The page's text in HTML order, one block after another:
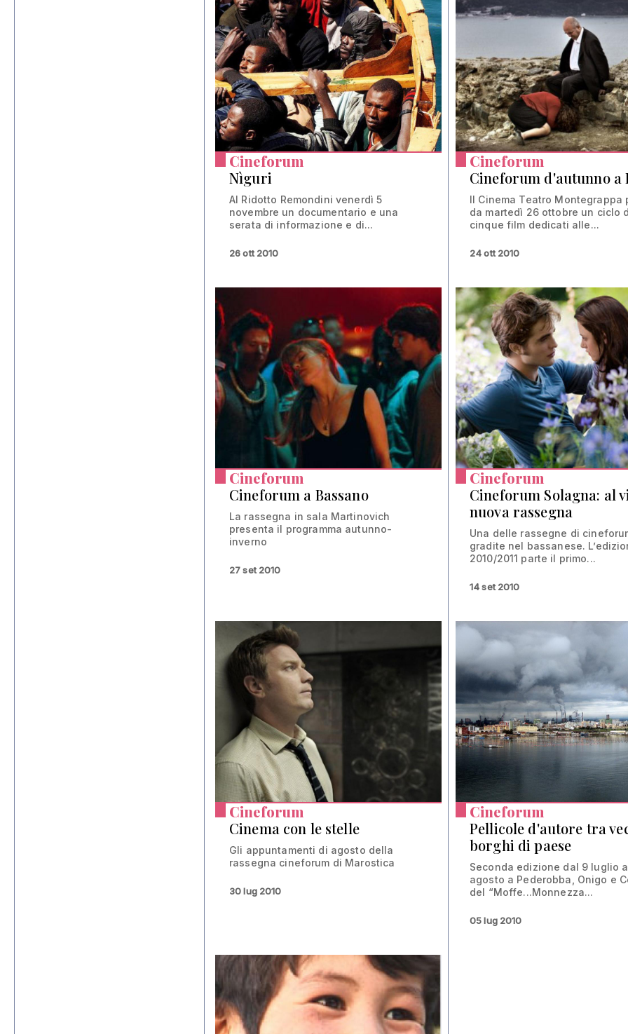
Cineforum
Nìguri
Al Ridotto Remondini venerdì 5
novembre un documentario e una
serata di informazione e di...
26 ott 2010
Cineforum
Cineforum d'autunno a
Il Cinema Teatro Montegrappa
da martedì 26 ottobre un ciclo
cinque film dedicati alle...
24 ott 2010
Cineforum
Cineforum a Bassano
La rassegna in sala Martinovich
presenta il programma autunno-
inverno
27 set 2010
Cineforum
Cineforum Solagna: al
nuova rassegna
Una delle rassegne di
gradite nel bassanese.
2010/2011 parte il primo...
14 set 2010
Cineforum
Cinema con le stelle
Gli appuntamenti di agosto della
rassegna cineforum di Marostica
30 lug 2010
Cineforum
Pellicole d'autore tra
borghi di paese
Seconda edizione dal 9 luglio
agosto a Pederobba, Onigo e
del “Moffe...Monnezza...
05 lug 2010